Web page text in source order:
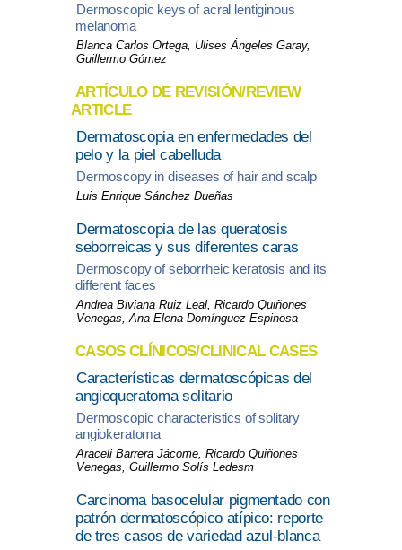
Dermoscopic keys of acral lentiginous
melanoma
Blanca Carlos Ortega, Ulises Ángeles Garay,
Guillermo Gómez
ARTÍCULO DE REVISIÓN/REVIEW
ARTICLE
Dermatoscopia en enfermedades del
pelo y la piel cabelluda
Dermoscopy in diseases of hair and scalp
Luis Enrique Sánchez Dueñas
Dermatoscopia de las queratosis
seborreicas y sus diferentes caras
Dermoscopy of seborrheic keratosis and its
different faces
Andrea Biviana Ruiz Leal, Ricardo Quiñones
Venegas, Ana Elena Domínguez Espinosa
CASOS CLÍNICOS/CLINICAL CASES
Características dermatoscópicas del
angioqueratoma solitario
Dermoscopic characteristics of solitary
angiokeratoma
Araceli Barrera Jácome, Ricardo Quiñones
Venegas, Guillermo Solís Ledesm
Carcinoma basocelular pigmentado con
patrón dermatoscópico atípico: reporte
de tres casos de variedad azul-blanca